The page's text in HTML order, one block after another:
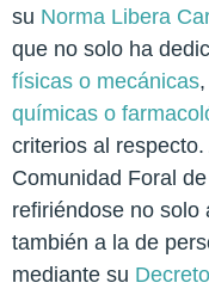
su Norma Libera
que no solo ha
físicas o mecánicas
químicas o
criterios al
Comunidad Foral
refiriéndose no solo
también a la de
mediante su